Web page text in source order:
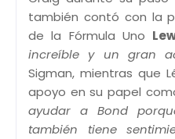
también contó con la
de la Fórmula Uno
increíble y un gran
Sigman, mientras que
apoyo en su papel
ayudar a Bond
también tiene